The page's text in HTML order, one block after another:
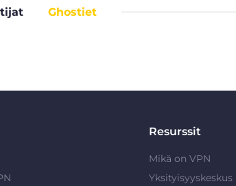
Ghostiet
Resurssit
Mikä on VPN
Yksityisyyskeskus